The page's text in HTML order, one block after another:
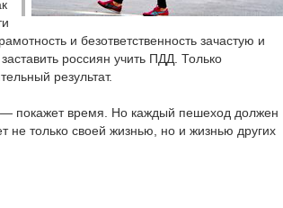
и безответственность зачастую и
россиян учить ПДД. Только
результат.
покажет время. Но каждый пешеход должен
не только своей жизнью, но и жизнью других